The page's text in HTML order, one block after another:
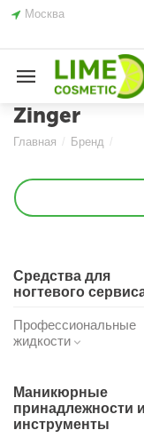
Москва
Zinger
Главная / Бренд /
Средства для
ногтевого
Профессиональные
жидкости
Маникюрные
принадлежности и
инструменты